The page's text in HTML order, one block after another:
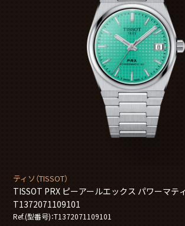
ティソ（TISSOT）
TISSOT PRX ピーアールエックス パワーマテ
T1372071109101
Ref.(型番号)：T1372071109101